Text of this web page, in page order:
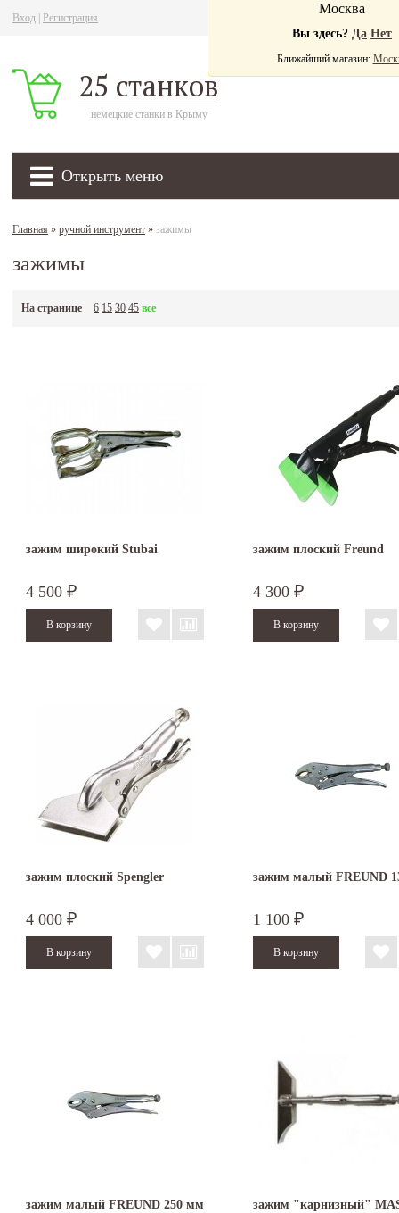
Вход Регистрация
25 станков
немецкие станки в Крыму
Открыть меню
Москва
Вы здесь? Да Нет
Ближайший магазин:
Главная » ручной инструмент » зажимы
зажимы
На странице 6 15 30 45 все
зажим широкий Stubai
4 500 ₽
зажим плоский Freund
4 300 ₽
зажим плоский Spengler
4 000 ₽
зажим малый FREUND
1 100 ₽
зажим малый FREUND 250 мм зажим "карнизный"